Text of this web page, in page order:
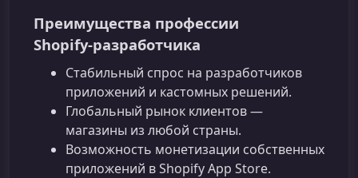
Преимущества профессии
Shopify‑разработчика
Стабильный спрос на разработчиков
приложений и кастомных решений.
Глобальный рынок клиентов —
магазины из любой страны.
Возможность монетизации собственных
приложений в Shopify App Store.